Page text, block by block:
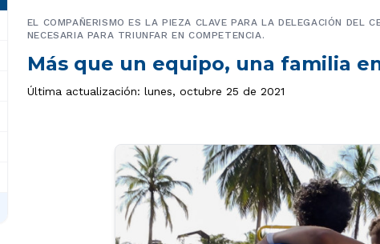
Más que un equipo, una familia
EL COMPAÑERISMO ES LA PIEZA CLAVE PARA LA DELEGACIÓN DEL
NECESARIA PARA TRIUNFAR EN COMPETENCIA.
Última actualización: lunes, octubre 25 de 2021